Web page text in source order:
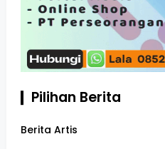
Pilihan Berita
Berita Artis